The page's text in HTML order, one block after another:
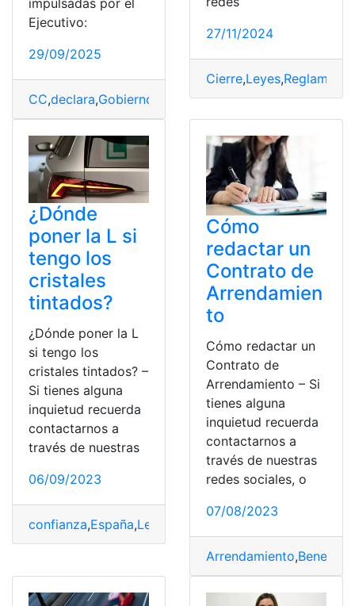
Ejecutivo:
29/09/2025
CC,declara,Gobierno impulsadas,inconstitucionales,
27/11/2024
Cierre,Leyes,
¿Dónde
poner la L si
tengo los
cristales
tintados?
¿Dónde poner la L
si tengo los
cristales tintados? –
Si tienes alguna
inquietud recuerda
contactarnos a
través de nuestras
06/09/2023
confianza,España,Leyes
Cómo
redactar un
Contrato de
Arrendamien
to
Cómo redactar un
Contrato de
Arrendamiento – Si
tienes alguna
inquietud recuerda
contactarnos a
través de nuestras
redes sociales, o
07/08/2023
Arrendamiento,